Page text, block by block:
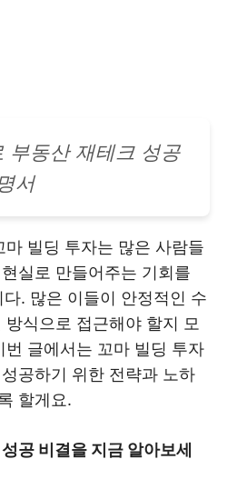
부동산 재테크 성공
서
빌딩 투자는 많은 사람들
실로 만들어주는 기회를
. 많은 이들이 안정적인 수
식으로 접근해야 할지 모
번 글에서는 꼬마 빌딩 투자
공하기 위한 전략과 노하
할게요.
공 비결을 지금 알아보세